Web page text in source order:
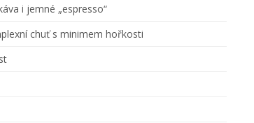
i jemné „espresso“
chuť s minimem hořkosti